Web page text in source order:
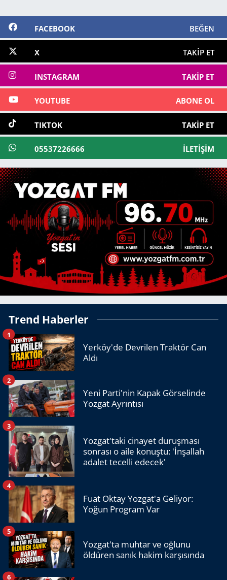
FACEBOOK BEĞEN
X TAKIP ET
INSTAGRAM TAKIP ET
YOUTUBE ABONE OL
TIKTOK TAKIP ET
05537226666 İLETIŞIM
Trend Haberler
Yerköy'de Devrilen Traktör Can
Aldı
1
Yeni Parti'nin Kapak Görselinde
Yozgat Ayrıntısı
2
Yozgat'taki cinayet duruşması
sonrası o aile konuştu: 'İnşallah
adalet tecelli edecek'
3
Fuat Oktay Yozgat'a Geliyor:
Yoğun Program Var
4
Yozgat'ta muhtar ve oğlunu
öldüren sanık hakim karşısında
5
6